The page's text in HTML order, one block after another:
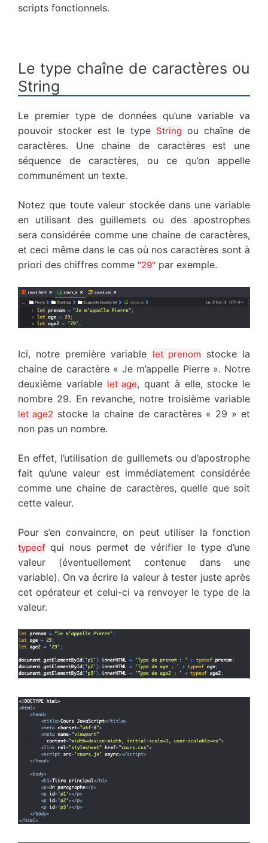
scripts fonctionnels.
Le type chaîne de caractères ou
String
Le premier type de données qu’une variable va
pouvoir stocker est le type String ou chaîne de
caractères. Une chaine de caractères est une
séquence de caractères, ou ce qu’on appelle
communément un texte.
Notez que toute valeur stockée dans une variable
en utilisant des guillemets ou des apostrophes
sera considérée comme une chaine de caractères,
et ceci même dans le cas où nos caractères sont à
priori des chiffres comme "29" par exemple.
Ici, notre première variable let prenom stocke la
chaine de caractère « Je m’appelle Pierre ». Notre
deuxième variable let age, quant à elle, stocke le
nombre 29. En revanche, notre troisième variable
let age2 stocke la chaine de caractères « 29 » et
non pas un nombre.
En effet, l’utilisation de guillemets ou d’apostrophe
fait qu’une valeur est immédiatement considérée
comme une chaine de caractères, quelle que soit
cette valeur.
Pour s’en convaincre, on peut utiliser la fonction
typeof qui nous permet de vérifier le type d’une
valeur (éventuellement contenue dans une
variable). On va écrire la valeur à tester juste après
cet opérateur et celui-ci va renvoyer le type de la
valeur.